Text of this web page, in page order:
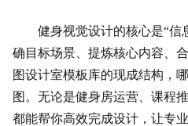
健身视觉设计的核心是“信
确目标场景、提炼核心内容、
图设计室模板库的现成结构，
图。无论是健身房运营、课程
都能帮你高效完成设计，让专